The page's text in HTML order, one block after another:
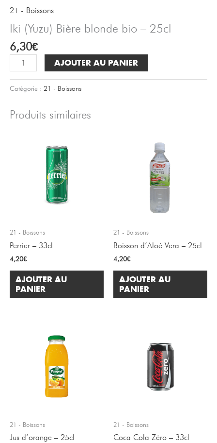
21 - Boissons
Iki (Yuzu) Bière blonde bio – 25cl
6,30€
quantité
de
Iki
(Yuzu)
blonde
AJOUTER AU PANIER
Catégorie : 21 - Boissons
Produits similaires
21 - Boissons
Perrier – 33cl
4,20€
AJOUTER AU
PANIER
21 - Boissons
Boisson d’Aloé Vera – 25cl
4,20€
AJOUTER AU
PANIER
21 - Boissons
Jus d’orange – 25cl
21 - Boissons
Coca Cola Zéro – 33cl